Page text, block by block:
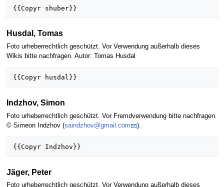
Husdal, Tomas
Foto urheberrechtlich geschützt. Vor Verwendung außerhalb dieses
Wikis bitte nachfragen. Autor: Tomas Husdal
Indzhov, Simon
Foto urheberrechtlich geschützt. Vor Fremdverwendung bitte nachfragen.
© Simeon Indzhov (saindzhov@gmail.com ).
Jäger, Peter
Foto urheberrechtlich geschützt. Vor Verwendung außerhalb dieses